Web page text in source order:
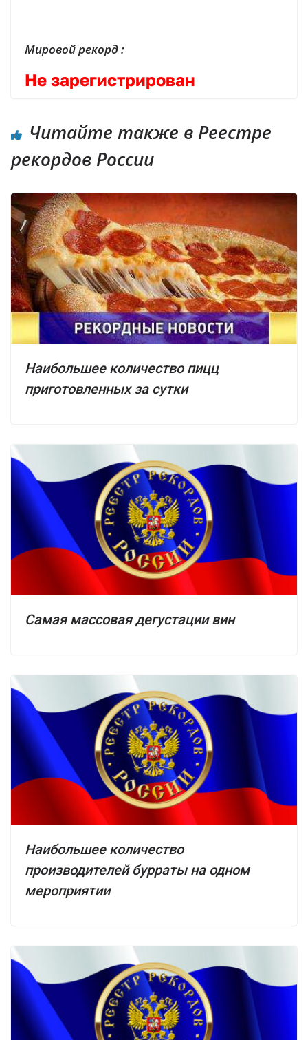
Мировой рекорд :
Не зарегистрирован
Читайте также в Реестре
рекордов России
Наибольшее количество пицц
приготовленных за сутки
Самая массовая дегустации вин
Наибольшее количество
производителей бурраты на одном
мероприятии